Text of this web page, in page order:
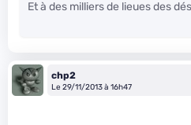
Et à des milliers de lieues des
chp2
Le 29/11/2013 à 16h47